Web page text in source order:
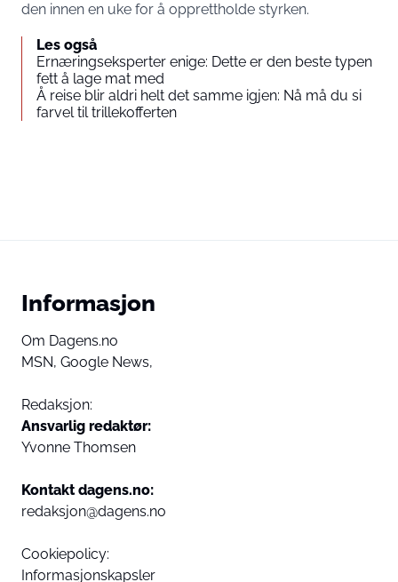
den innen en uke for å opprettholde styrken.
Les også
Ernæringseksperter enige: Dette er den beste typen
fett å lage mat med
Å reise blir aldri helt det samme igjen: Nå må du si
farvel til trillekofferten
Informasjon
Om Dagens.no
MSN, Google News,
Redaksjon:
Ansvarlig redaktør:
Yvonne Thomsen
Kontakt dagens.no:
redaksjon@dagens.no
Cookiepolicy:
Informasjonskapsler